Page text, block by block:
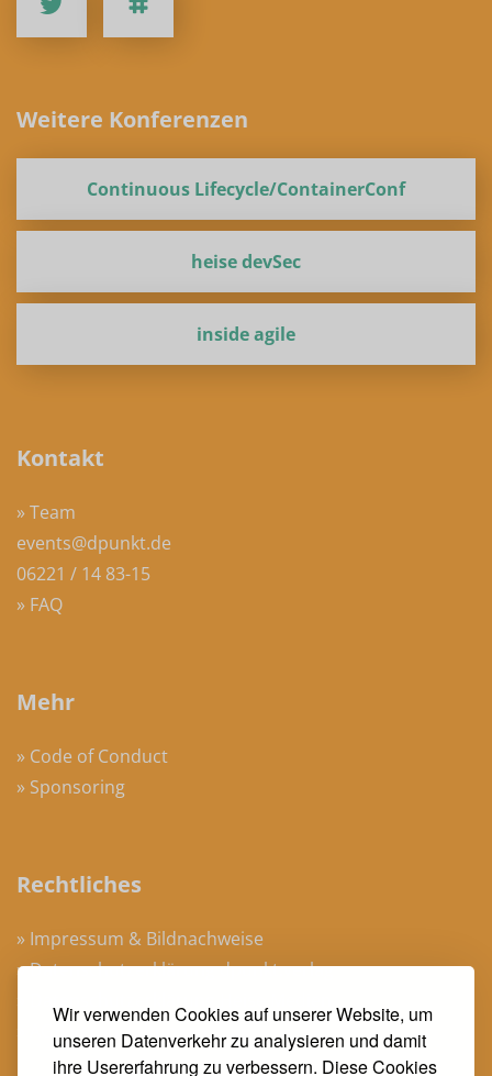
Wir verwenden Cookies auf unserer Website, um
unseren Datenverkehr zu analysieren und damit
ihre Usererfahrung zu verbessern. Diese Cookies
Weitere Konferenzen
Continuous Lifecycle/ContainerConf
heise devSec
inside agile
Kontakt
» Team
events@dpunkt.de
06221 / 14 83-15
» FAQ
Mehr
» Code of Conduct
» Sponsoring
Rechtliches
» Impressum & Bildnachweise
» Datenschutzerklärung dpunkt.verlag
» AGB Veranstaltungen